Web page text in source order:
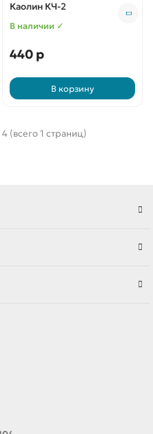
Каолин КЧ-2
В наличии ✓
440 р
В корзину
(всего 1 страниц)